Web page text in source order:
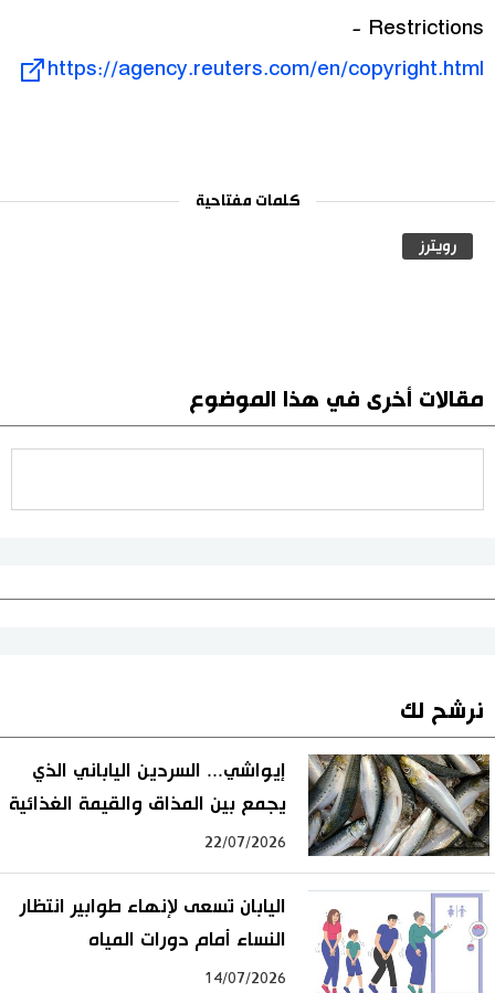
Restrictions -
https://agency.reuters.com/en/copyright.html
كلمات مفتاحية
رويترز
مقالات أخرى في هذا الموضوع
نرشح لك
إيواشي... السردين الياباني الذي
يجمع بين المذاق والقيمة الغذائية
22/07/2026
اليابان تسعى لإنهاء طوابير انتظار
النساء أمام دورات المياه
14/07/2026